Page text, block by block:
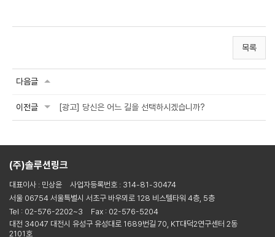
목록
다음글
이전글 [광고] 당신은 어느 길을 선택하시겠습니까?
(주)솔루션링크
대표이사 : 민상윤
사업자등록번호 : 314-81-30474
서울 06754 서울특별시 서초구 바우뫼로 128 비스텔타워 4층, 5층
Tel : 02-576-2202~3
Fax : 02-576-5204
대전 34047 대전시 유성구 유성대로 1689번길 70, KT대덕2연구센터 2동
2101호